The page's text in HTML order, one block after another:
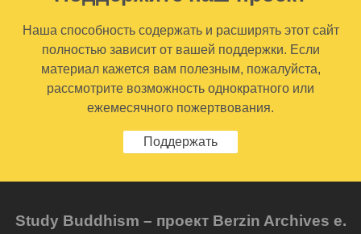
Наша способность содержать и расширять этот сайт
полностью зависит от вашей поддержки. Если
материал кажется вам полезным, пожалуйста,
рассмотрите возможность однократного или
ежемесячного пожертвования.
Поддержать
Study Buddhism – проект Berzin Archives e.